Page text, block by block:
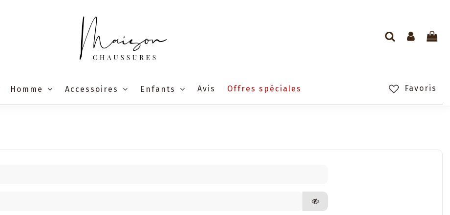
Homme Accessoires Enfants Avis Favoris
Offres spéciales